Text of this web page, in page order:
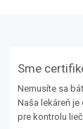
Sme
Nemusíte sa
Naša lekáreň
pre kontrolu